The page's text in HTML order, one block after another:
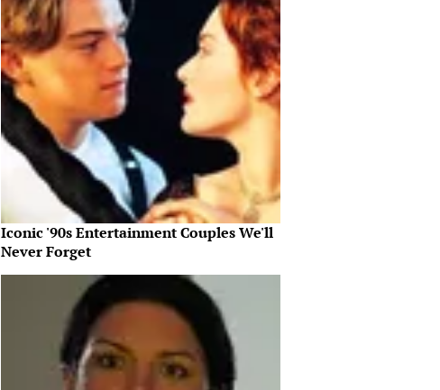
Iconic '90s Entertainment Couples We'll
Never Forget